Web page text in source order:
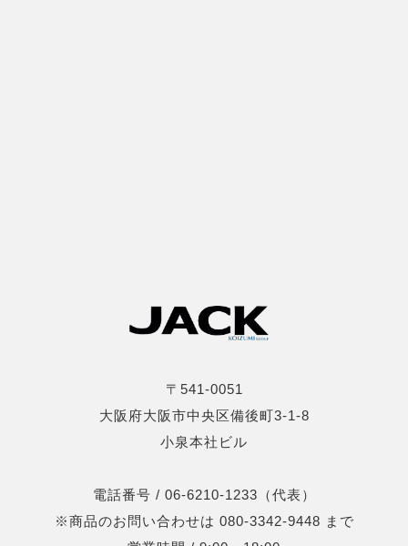
〒541-0051
大阪府大阪市中央区備後町3-1-8
小泉本社ビル
電話番号 / 06-6210-1233（代表）
※商品のお問い合わせは 080-3342-9448 まで